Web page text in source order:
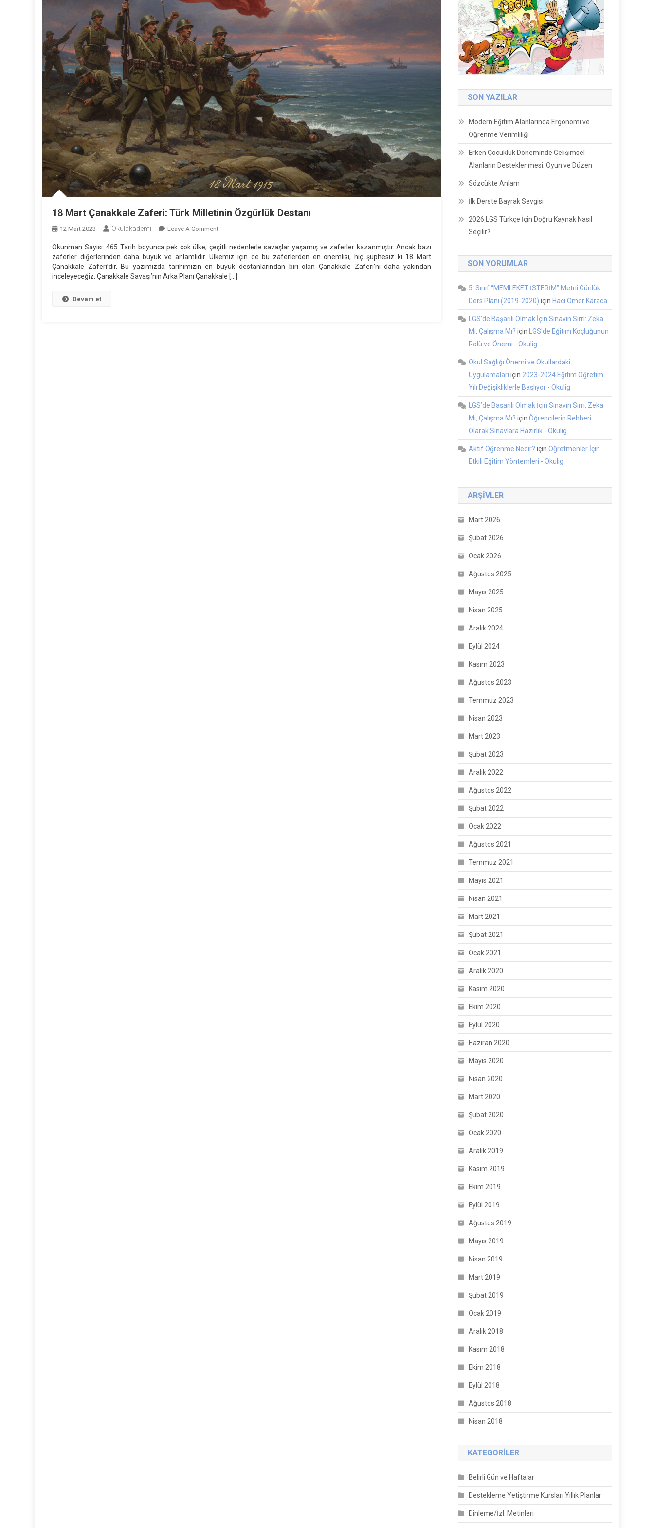
18 Mart Çanakkale Zaferi: Türk Milletinin Özgürlük Destanı
12 Mart 2023 Okulakademi Leave A CommentOn
Mart
Çanakkale
Zaferi:
Okunman Sayısı: 465 Tarih boyunca pek çok ülke, çeşitli nedenlerle savaşlar yaşamış ve zaferler kazanmıştır. Ancak bazı
zaferler diğerlerinden daha büyük ve anlamlıdır. Ülkemiz için de bu zaferlerden en önemlisi, hiç şüphesiz ki 18 Mart
Çanakkale Zaferi’dir. Bu yazımızda tarihimizin en büyük destanlarından biri olan Çanakkale Zaferi’ni daha yakından
inceleyeceğiz. Çanakkale Savaşı’nın Arka Planı Çanakkale […]
Devam et
SON YAZILAR
Modern Eğitim Alanlarında Ergonomi ve
Öğrenme Verimliliği
Erken Çocukluk Döneminde Gelişimsel
Alanların Desteklenmesi: Oyun ve Düzen
Sözcükte Anlam
İlk Derste Bayrak Sevgisi
2026 LGS Türkçe İçin Doğru Kaynak Nasıl
Seçilir?
SON YORUMLAR
5. Sınıf “MEMLEKET İSTERİM” Metni Günlük
Ders Planı (2019-2020) için Hacı Ömer Karaca
LGS’de Başarılı Olmak İçin Sınavın Sırrı: Zeka
Mı, Çalışma Mı? için
LGS'de Eğitim Koçluğunun
Rolü ve Önemi - Okulig
Okul Sağlığı Önemi ve Okullardaki
Uygulamaları için 2023-2024 Eğitim Öğretim
Yılı Değişikliklerle Başlıyor - Okulig
LGS’de Başarılı Olmak İçin Sınavın Sırrı: Zeka
Mı, Çalışma Mı? içinÖğrencilerin Rehberi
Olarak Sınavlara Hazırlık - Okulig
Aktif Öğrenme Nedir? içinÖğretmenler İçin
Etkili Eğitim Yöntemleri - Okulig
ARŞIVLER
Mart 2026
Şubat 2026
Ocak 2026
Ağustos 2025
Mayıs 2025
Nisan 2025
Aralık 2024
Eylül 2024
Kasım 2023
Ağustos 2023
Temmuz 2023
Nisan 2023
Mart 2023
Şubat 2023
Aralık 2022
Ağustos 2022
Şubat 2022
Ocak 2022
Ağustos 2021
Temmuz 2021
Mayıs 2021
Nisan 2021
Mart 2021
Şubat 2021
Ocak 2021
Aralık 2020
Kasım 2020
Ekim 2020
Eylül 2020
Haziran 2020
Mayıs 2020
Nisan 2020
Mart 2020
Şubat 2020
Ocak 2020
Aralık 2019
Kasım 2019
Ekim 2019
Eylül 2019
Ağustos 2019
Mayıs 2019
Nisan 2019
Mart 2019
Şubat 2019
Ocak 2019
Aralık 2018
Kasım 2018
Ekim 2018
Eylül 2018
Ağustos 2018
Nisan 2018
KATEGORILER
Belirli Gün ve Haftalar
Destekleme Yetiştirme Kursları Yıllık Planlar
Dinleme/İzl. Metinleri